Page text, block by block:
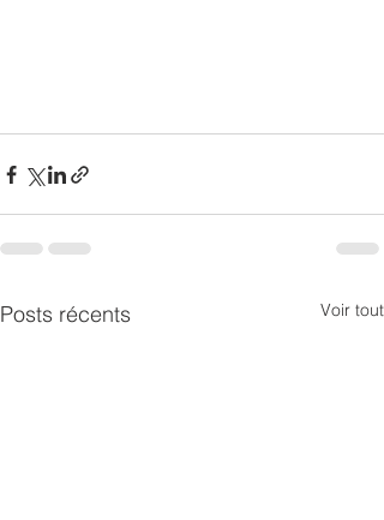
Posts récents Voir tout